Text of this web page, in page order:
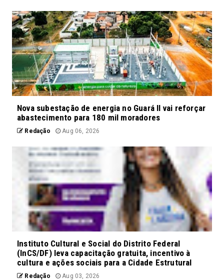
Nova subestação de energia no Guará II vai reforçar
abastecimento para 180 mil moradores
Redação Aug 06, 2026
Instituto Cultural e Social do Distrito Federal
(InCS/DF) leva capacitação gratuita, incentivo à
cultura e ações sociais para a Cidade Estrutural
Redação Aug 03, 2026